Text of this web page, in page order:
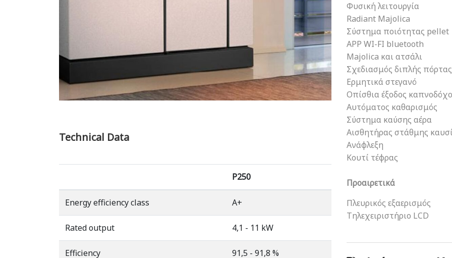
Technical Data
P250
Energy efficiency class A+
Rated output 4,1 - 11 kW
Efficiency 91,5 - 91,8 %
Φυσική λειτουργία
Radiant Majolica
Σύστημα ποιότητας pellet
APP WI-FI bluetooth
Majolica και ατσάλι
Σχεδιασμός διπλής πόρτας
Ερμητικά στεγανό
Οπίσθια έξοδος
Αυτόματος καθαρισμός
Σύστημα καύσης αέρα
Αισθητήρας στάθμης
Ανάφλεξη
Κουτί τέφρας
Προαιρετικά
Πλευρικός εξαερισμός
Τηλεχειριστήριο LCD